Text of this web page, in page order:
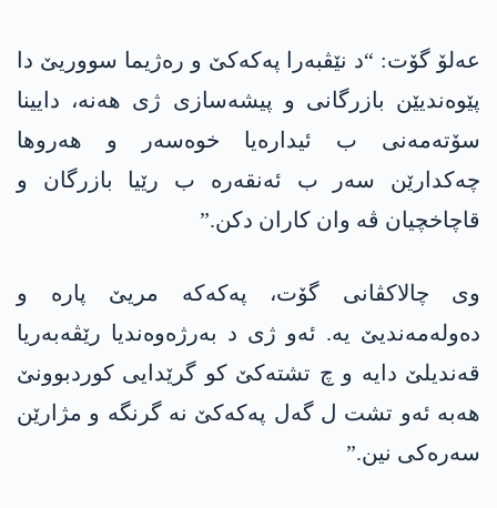
عەلۆ گۆت: “د نێڤبەرا پەکەکێ و رەژیما سووریێ دا
پێوەندیێن بازرگانی و پیشەسازی ژی ھەنە، دایینا
سۆتەمەنی ب ئیدارەیا خوەسەر و ھەروھا
چەکدارێن سەر ب ئەنقەرە ب رێیا بازرگان و
قاچاخچیان ڤە وان کاران دکن.”
وی چالاکڤانی گۆت، پەکەکە مریێ پارە و
دەولەمەندیێ یە. ئەو ژی د بەرژەوەندیا رێڤەبەریا
قەندیلێ دایە و چ تشتەکێ کو گرێدایی کوردبوونێ
ھەبە ئەو تشت ل گەل پەکەکێ نە گرنگە و مژارێن
سەرەکی نین.”